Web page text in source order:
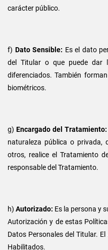
carácter público.
f) Dato Sensible: Es el dato
del Titular o que puede dar
diferenciados. También
biométricos.
g) Encargado del Tratamiento:
naturaleza pública o privada,
otros, realice el Tratamiento
responsable del Tratamiento.
h) Autorizado: Es la persona y
Autorización y de estas
Datos Personales del Titular.
Habilitados.